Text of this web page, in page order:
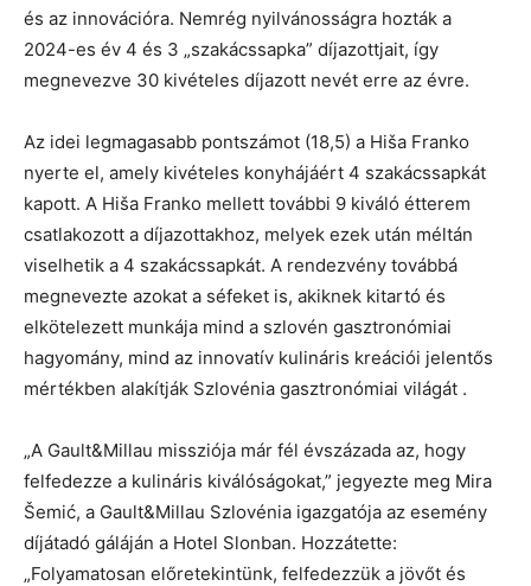
és az innovációra. Nemrég nyilvánosságra hozták a
2024-es év 4 és 3 „szakácssapka” díjazottjait, így
megnevezve 30 kivételes díjazott nevét erre az évre.
Az idei legmagasabb pontszámot (18,5) a Hiša Franko
nyerte el, amely kivételes konyhájáért 4 szakácssapkát
kapott. A Hiša Franko mellett további 9 kiváló étterem
csatlakozott a díjazottakhoz, melyek ezek után méltán
viselhetik a 4 szakácssapkát. A rendezvény továbbá
megnevezte azokat a séfeket is, akiknek kitartó és
elkötelezett munkája mind a szlovén gasztronómiai
hagyomány, mind az innovatív kulináris kreációi jelentős
mértékben alakítják Szlovénia gasztronómiai világát .
„A Gault&Millau missziója már fél évszázada az, hogy
felfedezze a kulináris kiválóságokat,” jegyezte meg Mira
Šemić, a Gault&Millau Szlovénia igazgatója az esemény
díjátadó gáláján a Hotel Slonban. Hozzátette:
„Folyamatosan előretekintünk, felfedezzük a jövőt és